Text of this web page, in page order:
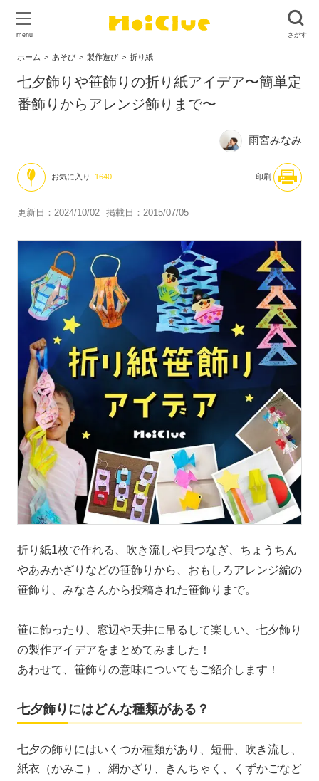
ホーム あそび 製作遊び 折り紙
七夕飾りや笹飾りの折り紙アイデア〜簡単定
番飾りからアレンジ飾りまで〜
雨宮みなみ
お気に入り 1640 印刷
更新日：2024/10/02 掲載日：2015/07/05
折り紙1枚で作れる、吹き流しや貝つなぎ、ちょうちん
やあみかざりなどの笹飾りから、おもしろアレンジ編の
笹飾り、みなさんから投稿された笹飾りまで。
笹に飾ったり、窓辺や天井に吊るして楽しい、七夕飾り
の製作アイデアをまとめてみました！
あわせて、笹飾りの意味についてもご紹介します！
七夕飾りにはどんな種類がある？
七夕の飾りにはいくつか種類があり、短冊、吹き流し、
紙衣（かみこ）、網かざり、きんちゃく、くずかごなど